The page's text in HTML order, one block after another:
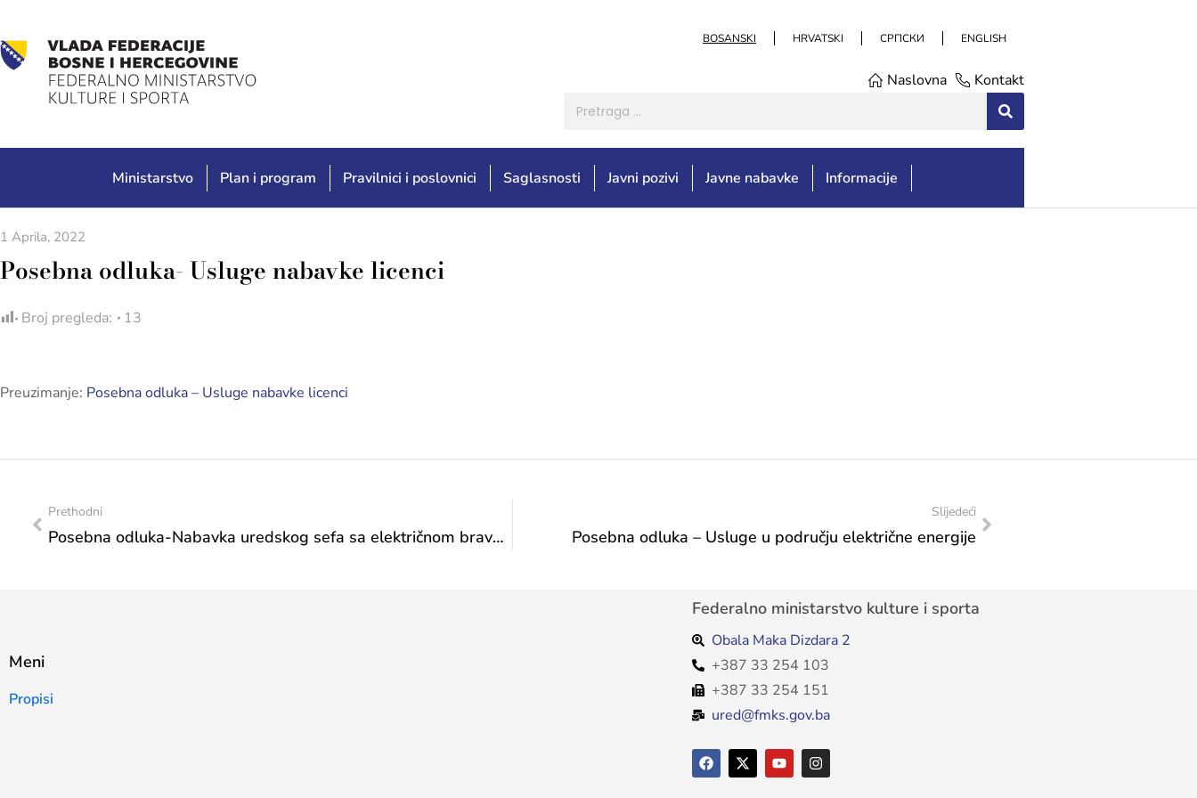
BOSANSKI HRVATSKI СРПСКИ ENGLISH
Naslovna Kontakt
Ministarstvo Plan i program Pravilnici i poslovnici Saglasnosti Javni pozivi Javne nabavke Informacije
1 Aprila, 2022
Posebna odluka- Usluge nabavke licenci
Broj pregleda: 13
Preuzimanje: Posebna odluka – Usluge nabavke licenci
Prethodni
Posebna odluka-Nabavka uredskog sefa sa električnom bravom
Slijedeći
Posebna odluka – Usluge u području električne energije
Meni
Propisi
Federalno ministarstvo kulture i sporta
Obala Maka Dizdara 2
+387 33 254 103
+387 33 254 151
ured@fmks.gov.ba